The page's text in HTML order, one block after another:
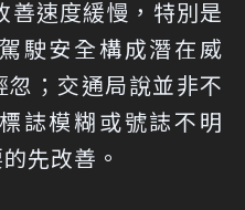
善速度緩慢，特別是
駛安全構成潛在威
；交通局說並非不
誌模糊或號誌不明
先改善。